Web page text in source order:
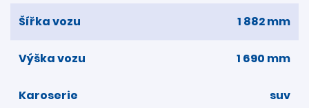
Šířka vozu 1 882 mm
Výška vozu 1 690 mm
Karoserie suv